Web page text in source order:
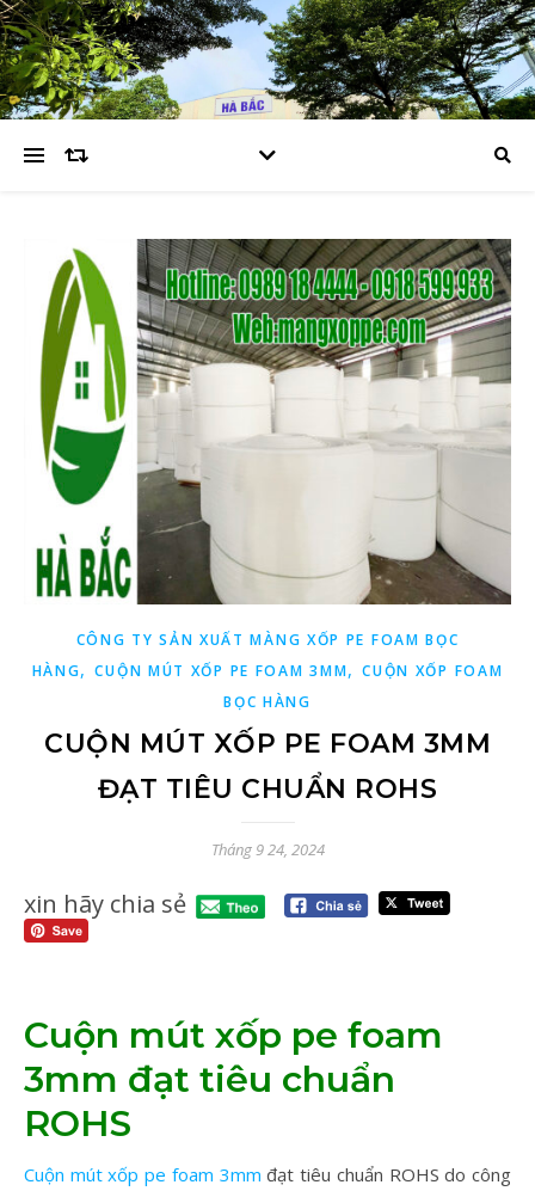
CÔNG TY SẢN XUẤT MÀNG XỐP PE FOAM BỌC
HÀNG,CUỘN MÚT XỐP PE FOAM 3MM,CUỘN XỐP FOAM
BỌC HÀNG
CUỘN MÚT XỐP PE FOAM 3MM
ĐẠT TIÊU CHUẨN ROHS
Tháng 9 24, 2024
xin hãy chia sẻ
Cuộn mút xốp pe foam
3mm đạt tiêu chuẩn
ROHS
Cuộn mút xốp pe foam 3mm đạt tiêu chuẩn ROHS do công